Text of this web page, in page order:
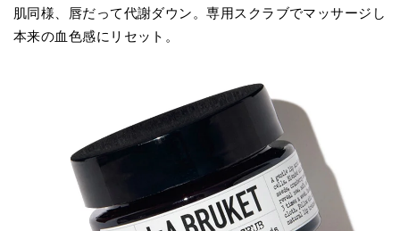
肌同様、唇だって代謝ダウン。専用スクラブでマッサージし
本来の血色感にリセット。